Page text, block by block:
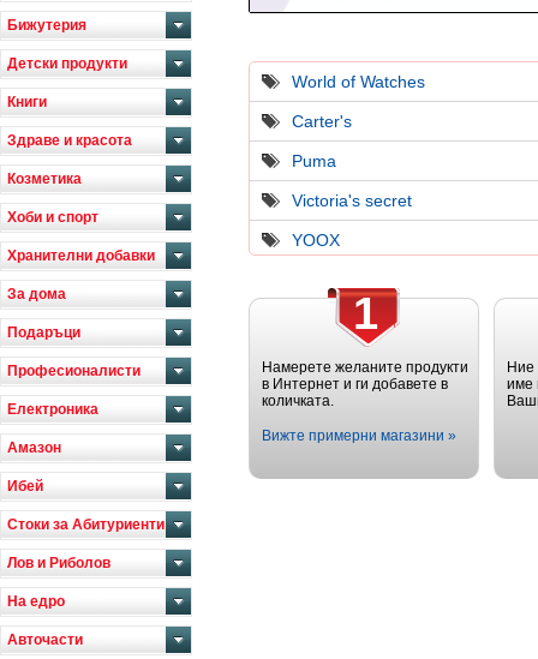
Бижутерия
Детски продукти
Книги
Здраве и красота
Козметика
Хоби и спорт
Хранителни добавки
За дома
Подаръци
Професионалисти
Електроника
Амазон
Ибей
Стоки за Абитуриенти
Лов и Риболов
На едро
Авточасти
World of Watches
Carter's
Puma
Victoria's secret
YOOX
1
Намерете желаните продукти
в Интернет и ги добавете в
количката.
Вижте примерни магазини »
име